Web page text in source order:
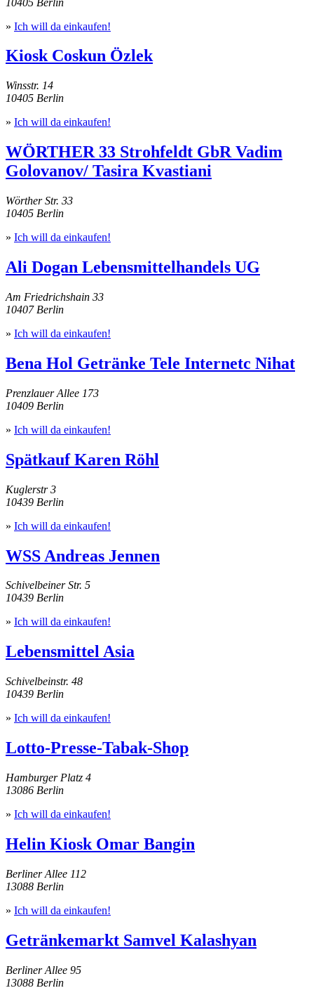
» Ich will da einkaufen!
Kiosk Coskun Özlek
Winsstr. 14
10405 Berlin
» Ich will da einkaufen!
WÖRTHER 33 Strohfeldt GbR Vadim
Golovanov/ Tasira Kvastiani
Wörther Str. 33
10405 Berlin
» Ich will da einkaufen!
Ali Dogan Lebensmittelhandels UG
Am Friedrichshain 33
10407 Berlin
» Ich will da einkaufen!
Bena Hol Getränke Tele Internetc Nihat
Prenzlauer Allee 173
10409 Berlin
» Ich will da einkaufen!
Spätkauf Karen Röhl
Kuglerstr 3
10439 Berlin
» Ich will da einkaufen!
WSS Andreas Jennen
Schivelbeiner Str. 5
10439 Berlin
» Ich will da einkaufen!
Lebensmittel Asia
Schivelbeinstr. 48
10439 Berlin
» Ich will da einkaufen!
Lotto-Presse-Tabak-Shop
Hamburger Platz 4
13086 Berlin
» Ich will da einkaufen!
Helin Kiosk Omar Bangin
Berliner Allee 112
13088 Berlin
» Ich will da einkaufen!
Getränkemarkt Samvel Kalashyan
Berliner Allee 95
13088 Berlin